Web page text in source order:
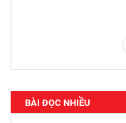
BÀI ĐỌC NHIỀU